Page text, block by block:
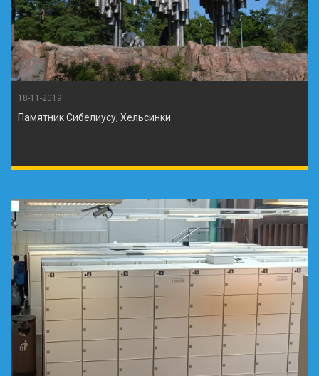
18-11-2019
Памятник Сибелиусу, Хельсинки